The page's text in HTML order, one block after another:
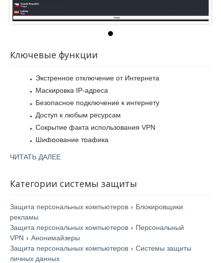
Ключевые функции
Экстренное отключение от Интернета
Маскировка IP-адреса
Безопасное подключение к интернету
Доступ к любым ресурсам
Сокрытие факта использования VPN
Шифрование трафика
ЧИТАТЬ ДАЛЕЕ
Категории системы защиты
Защита персональных компьютеров › Блокировщики
рекламы
Защита персональных компьютеров › Персональный
VPN › Анонимайзеры
Защита персональных компьютеров › Системы защиты
личных данных